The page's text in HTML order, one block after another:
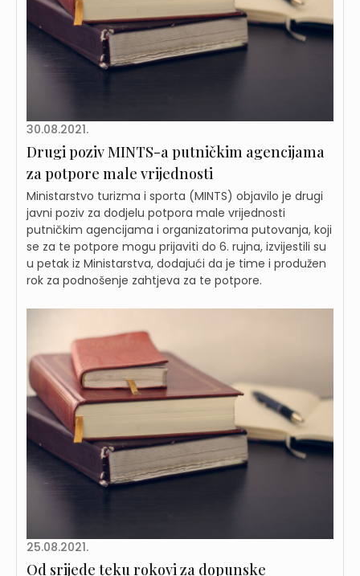
30.08.2021.
Drugi poziv MINTS-a putničkim agencijama
za potpore male vrijednosti
Ministarstvo turizma i sporta (MINTS) objavilo je drugi
javni poziv za dodjelu potpora male vrijednosti
putničkim agencijama i organizatorima putovanja, koji
se za te potpore mogu prijaviti do 6. rujna, izvijestili su
u petak iz Ministarstva, dodajući da je time i produžen
rok za podnošenje zahtjeva za te potpore.
25.08.2021.
Od srijede teku rokovi za dopunske